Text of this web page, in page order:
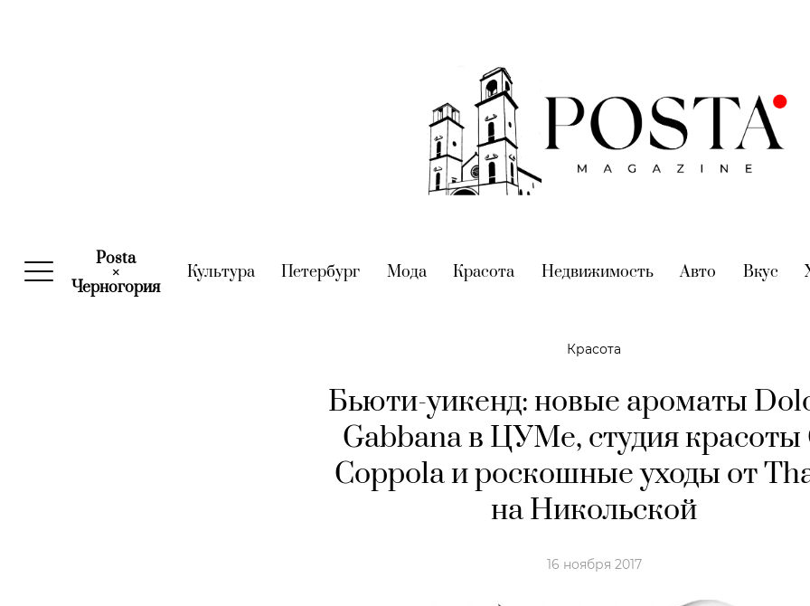
Posta
×
Черногория(current)
Культура(current)
Петербург (current)
Мода(current)
Красота (current)
Недвижимость(current)
Авто (current)
Вкус
Красота
Бьюти-уикенд: новые ароматы
Gabbana в ЦУМе, студия красоты
Coppola и роскошные уходы от
на Никольской
16 ноября 2017